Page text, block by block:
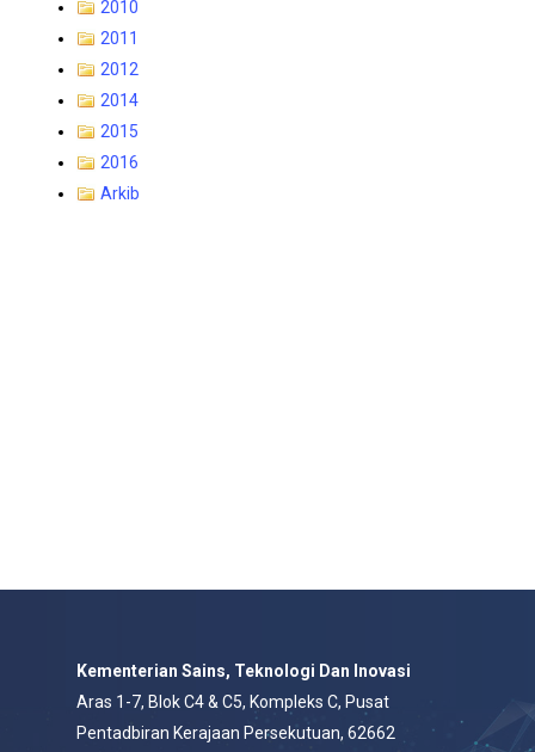
2010
2011
2012
2014
2015
2016
Arkib
Kementerian Sains, Teknologi Dan Inovasi
Aras 1-7, Blok C4 & C5, Kompleks C, Pusat
Pentadbiran Kerajaan Persekutuan, 62662